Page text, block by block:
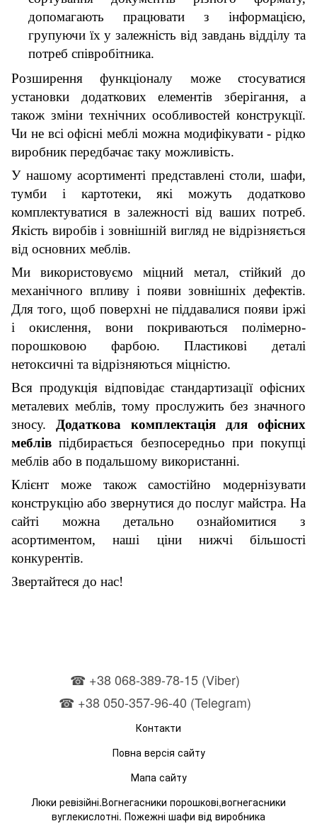
допомагають працювати з інформацією,
групуючи їх у залежність від завдань відділу та
потреб співробітника.
Розширення функціоналу може стосуватися
установки додаткових елементів зберігання, а
також зміни технічних особливостей конструкції.
Чи не всі офісні меблі можна модифікувати - рідко
виробник передбачає таку можливість.
У нашому асортименті представлені столи, шафи,
тумби і картотеки, які можуть додатково
комплектуватися в залежності від ваших потреб.
Якість виробів і зовнішній вигляд не відрізняється
від основних меблів.
Ми використовуємо міцний метал, стійкий до
механічного впливу і появи зовнішніх дефектів.
Для того, щоб поверхні не піддавалися появи іржі
і окислення, вони покриваються полімерно-
порошковою фарбою. Пластикові деталі
нетоксичні та відрізняються міцністю.
Вся продукція відповідає стандартизації офісних
металевих меблів, тому прослужить без значного
зносу. Додаткова комплектація
для офісних
меблів підбирається безпосередньо при покупці
меблів або в подальшому використанні.
Клієнт може також самостійно модернізувати
конструкцію або звернутися до послуг майстра. На
сайті можна детально ознайомитися з
асортиментом, наші ціни нижчі більшості
конкурентів.
Звертайтеся до нас!
☎ +38 068-389-78-15 (Viber)
☎ +38 050-357-96-40 (Telegram)
Контакти
Повна версія сайту
Мапа сайту
Люки ревізійні.Вогнегасники порошкові,вогнегасники
вуглекислотні. Пожежні шафи від виробника